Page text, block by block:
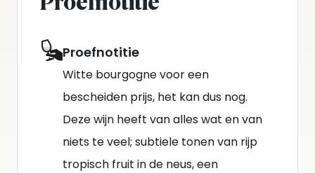
Proefnotitie
Witte bourgogne voor een
bescheiden prijs, het kan dus nog.
Deze wijn heeft van alles wat en van
niets te veel; subtiele tonen van rijp
tropisch fruit in de neus, een